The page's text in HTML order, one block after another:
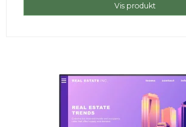
Vis produkt